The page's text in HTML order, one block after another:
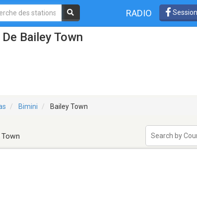
RADIO
Bailey Town
Bimini Bailey Town